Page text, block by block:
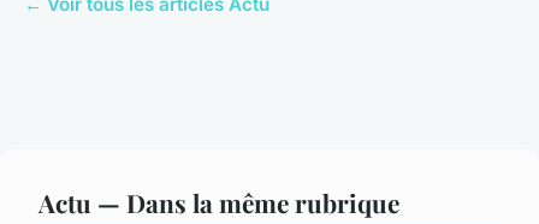
Actu — Dans la même rubrique